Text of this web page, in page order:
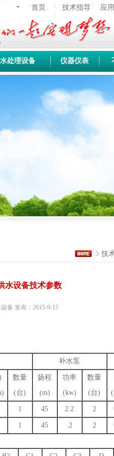
首页 技术指导 应
处理设备 仪器仪表
技
水设备技术参数
备 发布：2015-9-15
补水泵
数量
(台)
扬程
(m)
功率
(kw)
数量
(台)
1 45 2.2 2
1 45 .2 2